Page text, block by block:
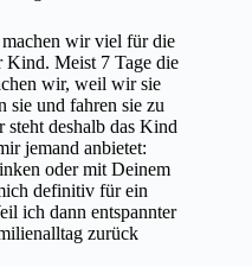
wir viel für die
Kind. Meist 7 Tage die
wir, weil wir sie
sie und fahren sie zu
deshalb das Kind
jemand anbietet:
oder mit Deinem
definitiv für ein
ich dann entspannter
zurück